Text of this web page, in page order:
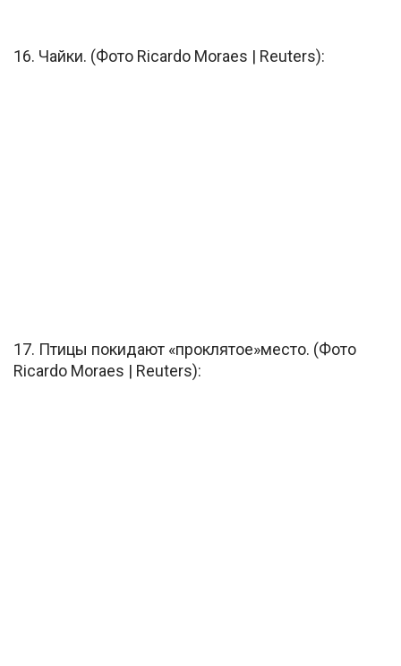
16. Чайки. (Фото Ricardo Moraes | Reuters):
17. Птицы покидают «проклятое»место. (Фото
Ricardo Moraes | Reuters):